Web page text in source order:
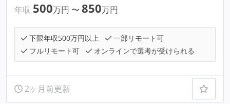
年収 500万円 〜 850万円
下限年収500万円以上
一部リモート可
フルリモート可
オンラインで選考が受けられる
2ヶ月前更新